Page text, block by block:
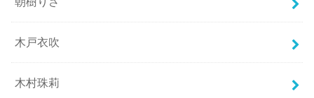
木戸衣吹
木村珠莉